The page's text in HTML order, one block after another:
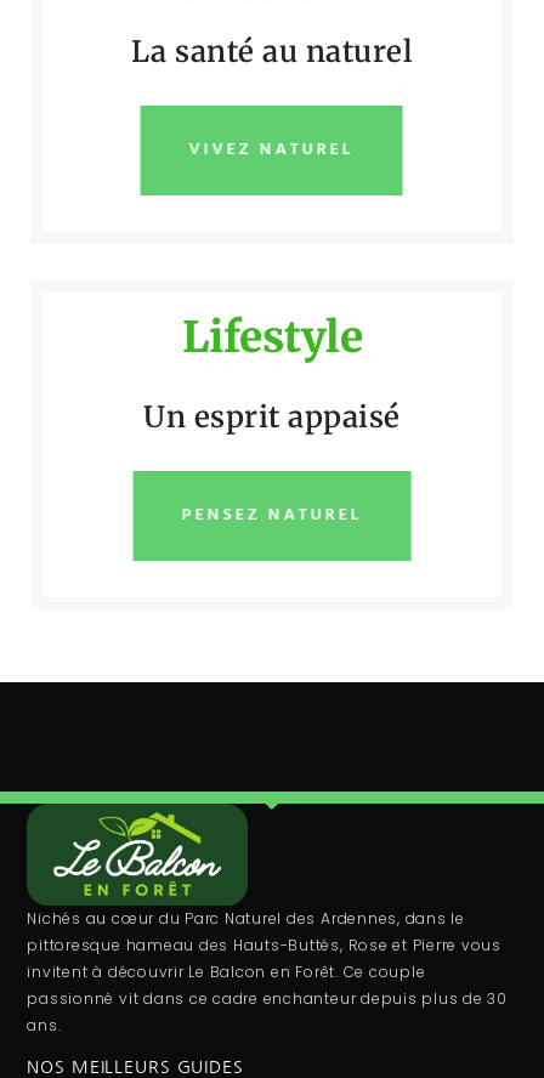
La santé au naturel
VIVEZ NATUREL
Lifestyle
Un esprit appaisé
PENSEZ NATUREL
Nichés au cœur du Parc Naturel des Ardennes, dans le
pittoresque hameau des Hauts-Buttés, Rose et Pierre vous
invitent à découvrir Le Balcon en Forêt. Ce couple
passionné vit dans ce cadre enchanteur depuis plus de 30
ans.
NOS MEILLEURS GUIDES